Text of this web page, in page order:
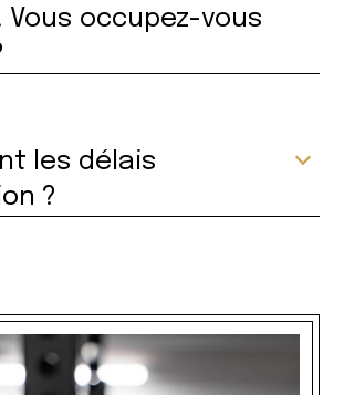
Vous occupez-vous
les délais
?